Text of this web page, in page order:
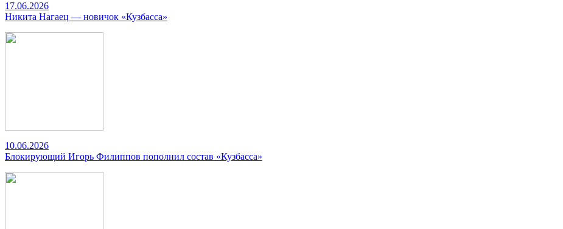
17.06.2026
Никита Нагаец — новичок «Кузбасса»
10.06.2026
Блокирующий Игорь Филиппов пополнил состав «Кузбасса»